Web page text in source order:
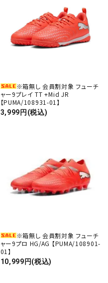
※箱無し 会員割対象 フューチ
ャー9プレイ TT +Mid JR
【PUMA/108931-01】
3,999円(税込)
※箱無し 会員割対象 フューチ
ャー9プロ HG/AG 【PUMA/108901-
01】
10,999円(税込)